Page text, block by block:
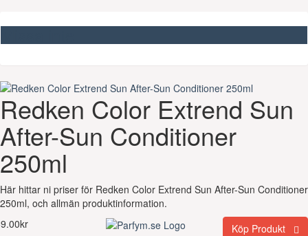
Redken Color Extrend Sun
After-Sun Conditioner
250ml
Här hittar ni priser för Redken Color Extrend Sun After-Sun Conditioner
250ml, och allmän produktinformation.
Köp Produkt